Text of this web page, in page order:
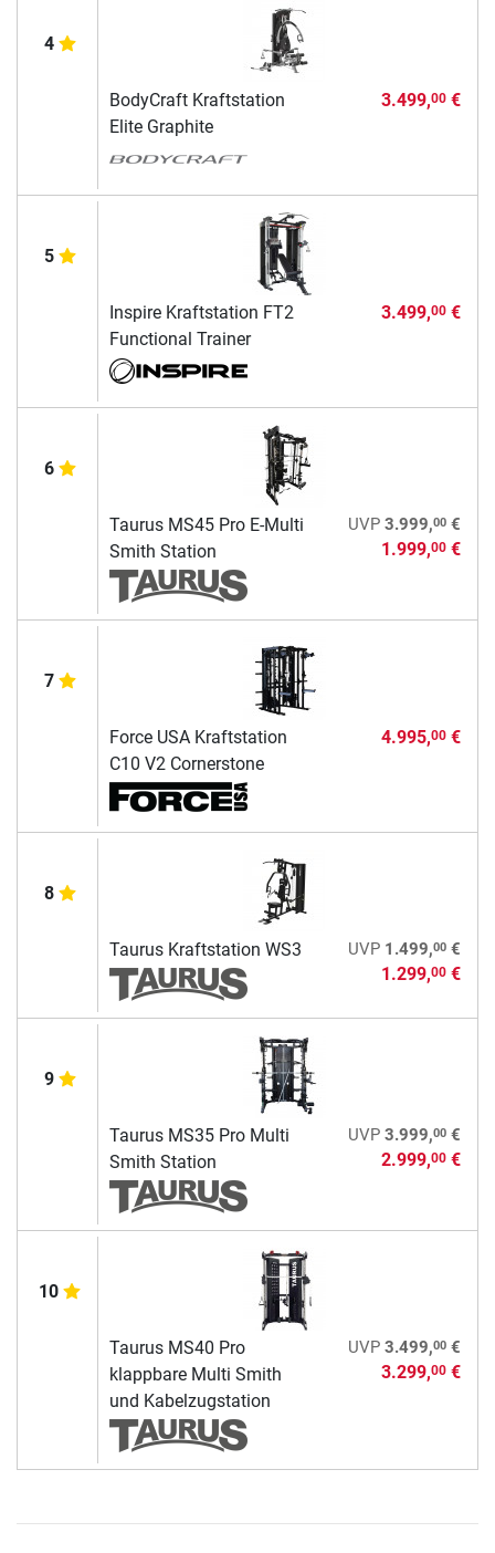
4
BodyCraft Kraftstation
Elite Graphite
3.499,00€
5
Inspire Kraftstation FT2
Functional Trainer
3.499,00€
6
Taurus MS45 Pro E-Multi
Smith Station
UVP 3.999,00€
1.999,00€
7
Force USA Kraftstation
C10 V2 Cornerstone
4.995,00€
8
Taurus Kraftstation WS3 UVP 1.499,00€
1.299,00€
9
Taurus MS35 Pro Multi
Smith Station
UVP 3.999,00€
2.999,00€
10
Taurus MS40 Pro
klappbare Multi Smith
und Kabelzugstation
UVP 3.499,00€
3.299,00€